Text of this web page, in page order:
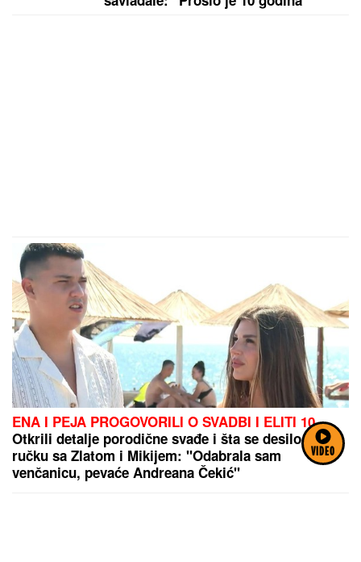
VIDEO
ENA I PEJA PROGOVORILI O SVADBI I ELITI 10
Otkrili detalje porodične svađe i šta se desilo na
ručku sa Zlatom i Mikijem: "Odabrala sam
venčanicu, pevaće Andreana Čekić"